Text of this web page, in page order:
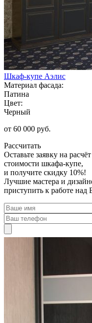
Шкаф-купе Аэлис
Материал фасада:
Патина
Цвет:
Черный
от 60 000 руб.
Рассчитать
Оставьте заявку на расчёт
стоимости шкафа-купе,
и получите скидку 10%!
Лучшие мастера и
приступить к работе